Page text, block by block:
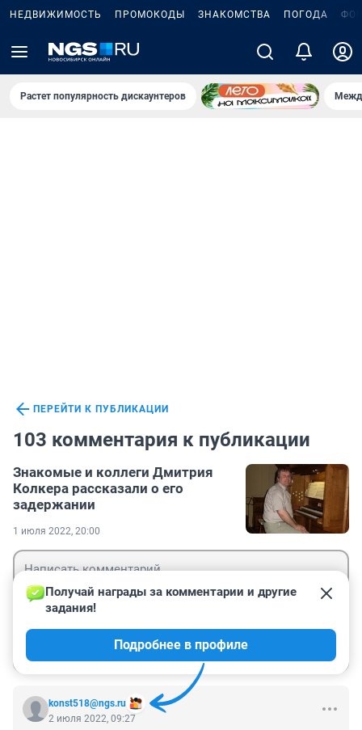
НЕДВИЖИМОСТЬ ПРОМОКОДЫ ЗНАКОМСТВА ПОГОДА
Растет популярность дискаунтеров
ПЕРЕЙТИ К ПУБЛИКАЦИИ
103 комментария к публикации
Знакомые и коллеги Дмитрия
Колкера рассказали о его
задержании
1 июля 2022, 20:00
konst518@ngs.ru
Получай награды за комментарии и другие
задания!
Подробнее в профиле
2 июля 2022, 09:27